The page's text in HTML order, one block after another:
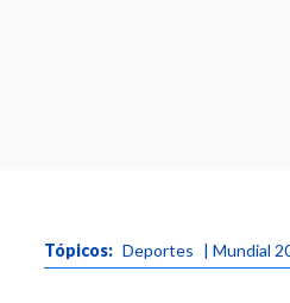
Tópicos: Deportes | Mundial